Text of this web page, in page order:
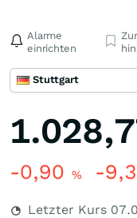
Alarme
einrichten
Stuttgart
-0,90 % -
Letzter Kurs